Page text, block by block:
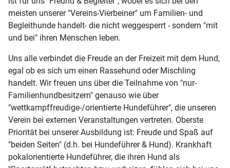
meisten unserer "Vereins-Vierbeiner" um Familien- und
Begleithunde handelt- die nicht weggesperrt - sondern "mit
und bei" ihren Menschen leben.
Uns alle verbindet die Freude an der Freizeit mit dem Hund,
egal ob es sich um einen Rassehund oder Mischling
handelt. Wir freuen uns über die Teilnahme von "nur-
Familienhundbesitzern" genauso wie über
"wettkampffreudige-/orientierte Hundeführer", die unseren
Verein bei externen Veranstaltungen vertreten. Oberste
Priorität bei unserer Ausbildung ist: Freude und Spaß auf
"beiden Seiten" (d.h. bei Hundeführer & Hund). Krankhaft
pokalorientierte Hundeführer, die ihren Hund als